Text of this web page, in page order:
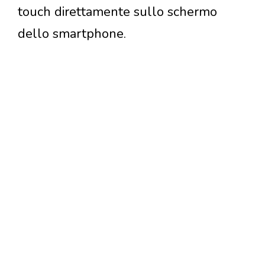
touch direttamente sullo schermo
dello smartphone.